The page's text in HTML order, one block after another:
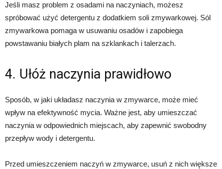
Jeśli masz problem z osadami na naczyniach, możesz
spróbować użyć detergentu z dodatkiem soli zmywarkowej. Sól
zmywarkowa pomaga w usuwaniu osadów i zapobiega
powstawaniu białych plam na szklankach i talerzach.
4. Ułóż naczynia prawidłowo
Sposób, w jaki układasz naczynia w zmywarce, może mieć
wpływ na efektywność mycia. Ważne jest, aby umieszczać
naczynia w odpowiednich miejscach, aby zapewnić swobodny
przepływ wody i detergentu.
Przed umieszczeniem naczyń w zmywarce, usuń z nich większe